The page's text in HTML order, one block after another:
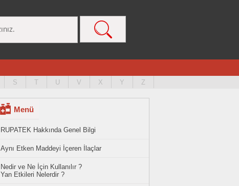
S T U V X Y Z
Menü
RUPATEK Hakkında Genel Bilgi
Aynı Etken Maddeyi İçeren İlaçlar
Nedir ve Ne İçin Kullanılır ?
Yan Etkileri Nelerdir ?